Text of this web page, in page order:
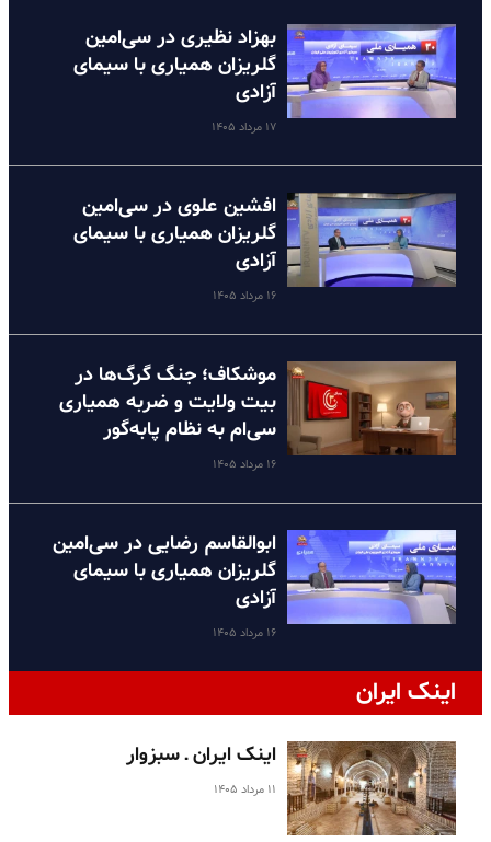
بهزاد نظیری در سی‌امین
گلریزان همیاری با سیمای
آزادی
۱۷ مرداد ۱۴۰۵
افشین علوی در سی‌امین
گلریزان همیاری با سیمای
آزادی
۱۶ مرداد ۱۴۰۵
موشکاف؛ جنگ گرگ‌ها در
بیت ولایت و ضربه همیاری
سی‌ام به نظام پا‌به‌گور
۱۶ مرداد ۱۴۰۵
ابوالقاسم رضایی در سی‌امین
گلریزان همیاری با سیمای
آزادی
۱۶ مرداد ۱۴۰۵
اینک ایران
اینک ایران ـ سبزوار
۱۱ مرداد ۱۴۰۵